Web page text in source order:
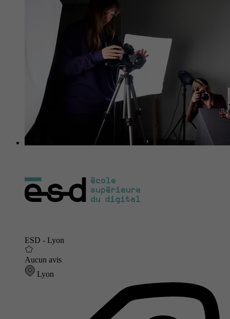
ESD - Lyon
Aucun avis
Lyon